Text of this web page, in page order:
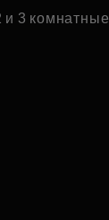
и 3 комнатные